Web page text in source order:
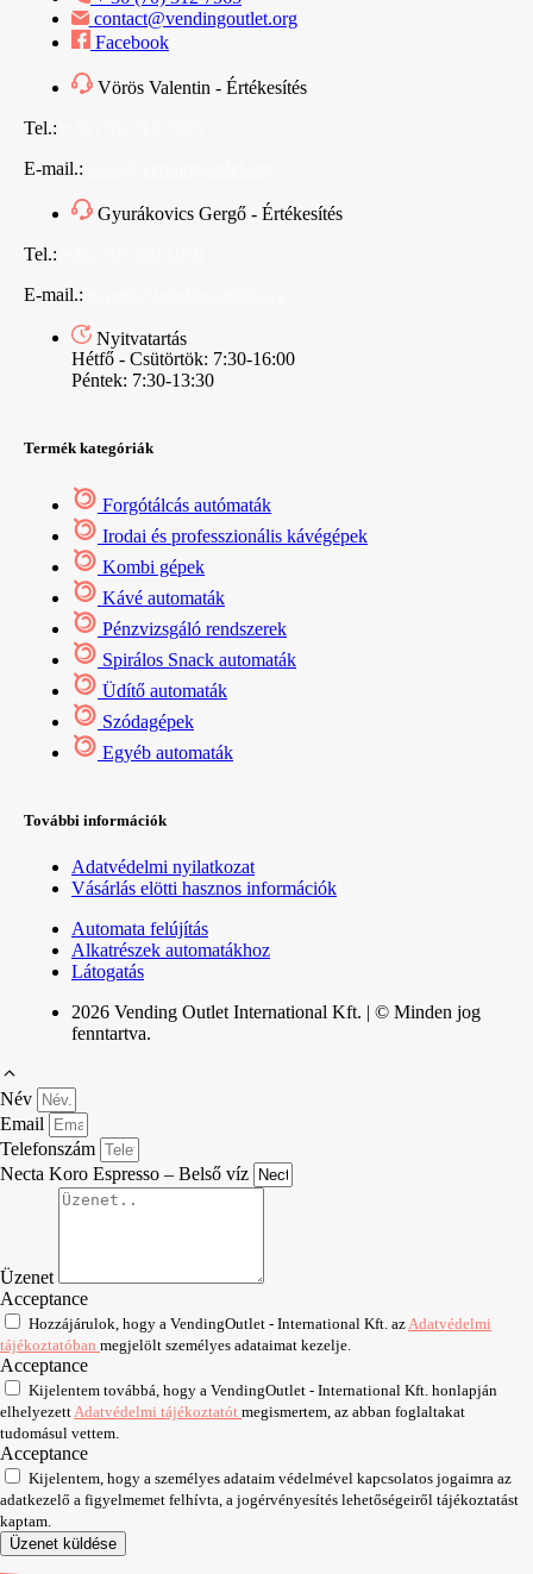
contact@vendingoutlet.org
Facebook
Vörös Valentin - Értékesítés
Tel.:
E-mail.:
Gyurákovics Gergő - Értékesítés
Tel.:
E-mail.:
Nyitvatartás
Hétfő - Csütörtök: 7:30-16:00
Péntek: 7:30-13:30
Termék kategóriák
Forgótálcás autómaták
Irodai és professzionális kávégépek
Kombi gépek
Kávé automaták
Pénzvizsgáló rendszerek
Spirálos Snack automaták
Üdítő automaták
Szódagépek
Egyéb automaták
További információk
Adatvédelmi nyilatkozat
Vásárlás elötti hasznos információk
Automata felújítás
Alkatrészek automatákhoz
Látogatás
2026 Vending Outlet International Kft. | © Minden jog
fenntartva.
Név
Email
Telefonszám
Necta Koro Espresso – Belső víz
Üzenet
Acceptance
Hozzájárulok, hogy a VendingOutlet - International Kft. az Adatvédelmi
tájékoztatóban megjelölt személyes adataimat kezelje.
Acceptance
Kijelentem továbbá, hogy a VendingOutlet - International Kft. honlapján
elhelyezett Adatvédelmi tájékoztatót megismertem, az abban foglaltakat
tudomásul vettem.
Acceptance
Kijelentem, hogy a személyes adataim védelmével kapcsolatos jogaimra az
adatkezelő a figyelmemet felhívta, a jogérvényesítés lehetőségeiről tájékoztatást
kaptam.
Üzenet küldése